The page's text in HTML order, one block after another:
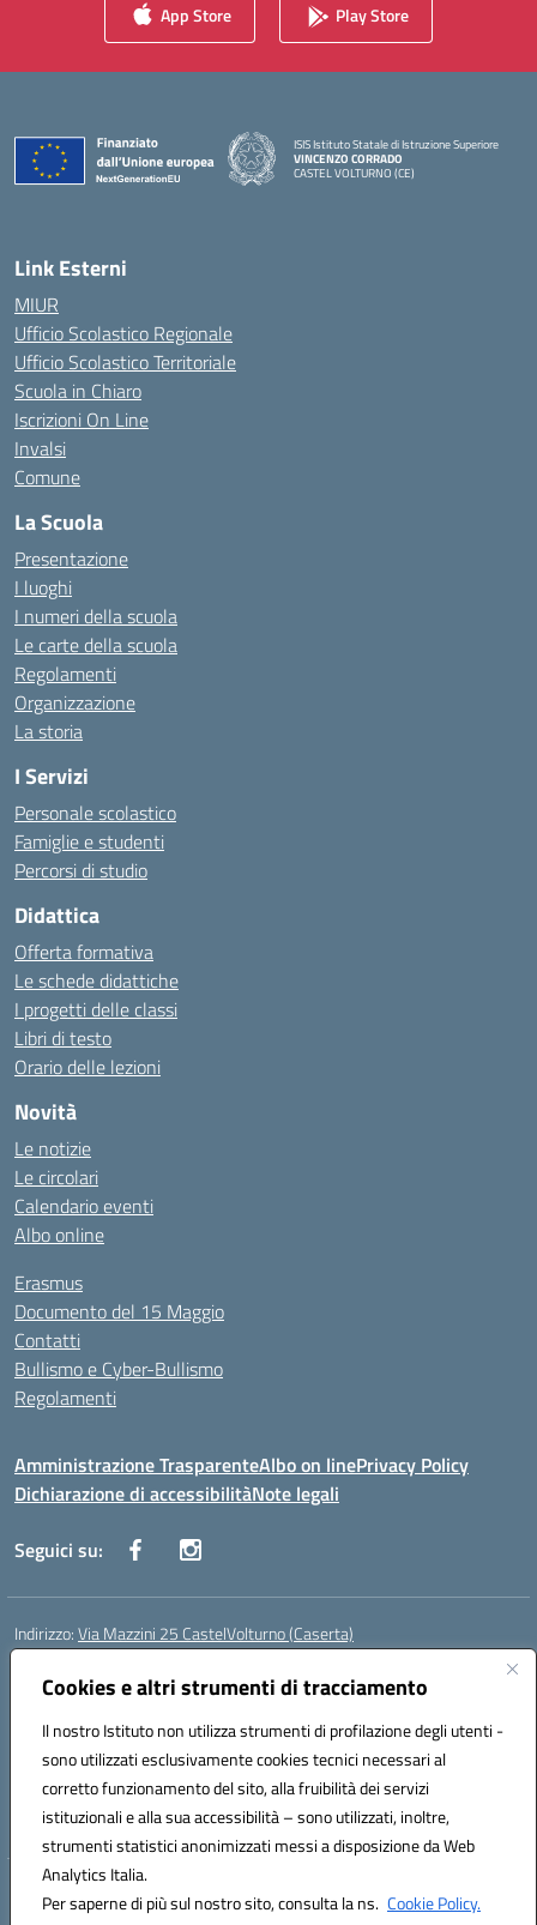
Cookies e altri strumenti di tracciamento
Il nostro Istituto non utilizza strumenti di profilazione degli utenti -
sono utilizzati esclusivamente cookies tecnici necessari al
corretto funzionamento del sito, alla fruibilità dei servizi
istituzionali e alla sua accessibilità – sono utilizzati, inoltre,
strumenti statistici anonimizzati messi a disposizione da Web
Analytics Italia.
Per saperne di più sul nostro sito, consulta la ns. Cookie Policy.
App Store Play Store
ISIS Istituto Statale di Istruzione Superiore
VINCENZO CORRADO
CASTEL VOLTURNO (CE)
Link Esterni
MIUR
Ufficio Scolastico Regionale
Ufficio Scolastico Territoriale
Scuola in Chiaro
Iscrizioni On Line
Invalsi
Comune
La Scuola
Presentazione
I luoghi
I numeri della scuola
Le carte della scuola
Regolamenti
Organizzazione
La storia
I Servizi
Personale scolastico
Famiglie e studenti
Percorsi di studio
Didattica
Offerta formativa
Le schede didattiche
I progetti delle classi
Libri di testo
Orario delle lezioni
Novità
Le notizie
Le circolari
Calendario eventi
Albo online
Erasmus
Documento del 15 Maggio
Contatti
Bullismo e Cyber-Bullismo
Regolamenti
Amministrazione TrasparenteAlbo on linePrivacy Policy
Dichiarazione di accessibilitàNote legali
Seguici su:
Indirizzo:Via Mazzini 25 CastelVolturno (Caserta)
Centralino:
Posta elettronica certificata (PEC):ceis014005@pec.istruzione.it
Codice fiscale: 93063510619
Codice meccanografico:CEIS014005
Codice Indice delle Pubbliche Amministrazioni (IPA): istsc_ceis014005
Codice unico di fatturazione (CUF): UOU8EW
Hosting & Powered by 3D Solution S.r.l.